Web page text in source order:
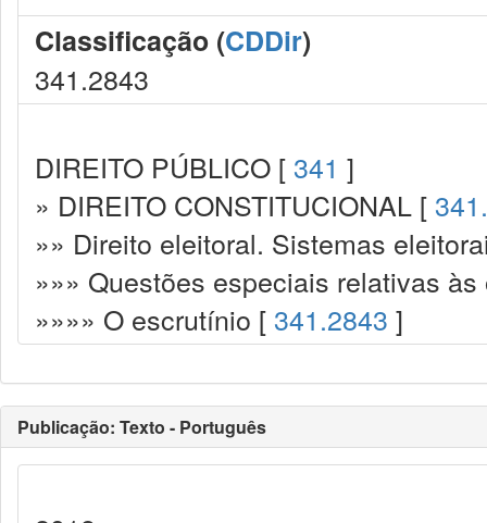
Classificação (CDDir)
341.2843
DIREITO PÚBLICO [ 341 ]
» DIREITO CONSTITUCIONAL [
»» Direito eleitoral. Sistemas
»»» Questões especiais relativas
»»»» O escrutínio [ 341.2843 ]
Publicação: Texto - Português